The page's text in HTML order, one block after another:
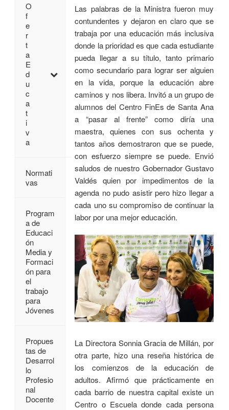
Las palabras de la Ministra fueron muy
contundentes y dejaron en claro que se
trabaja por una educación más inclusiva
donde la prioridad es que cada estudiante
pueda llegar a su título, tanto primario
como secundario para lograr ser alguien
en la vida, porque la educación abre
caminos y nos libera. Invitó a un grupo de
alumnos del Centro FinEs de Santa Ana
a “pasar al frente” como diría una
maestra, quienes con sus ochenta y
tantos años demostraron que se puede,
con esfuerzo siempre se puede. Envió
saludos de nuestro Gobernador Gustavo
Valdés quien por impedimentos de la
agenda no pudo asistir pero hizo llegar a
cada uno su compromiso de continuar la
labor por una mejor educación.
La Directora Sonnia Gracia de Millán, por
otra parte, hizo una reseña histórica de
los comienzos de la educación de
adultos. Afirmó que prácticamente en
cada barrio de nuestra capital existe un
Centro o Escuela donde cada persona
O
f
e
r
t
a
E
d
u
c
a
t
i
v
a
Normati
vas
Program
a de
Educaci
ón
Media y
Formaci
ón para
el
trabajo
para
Jóvenes
Propues
tas de
Desarrol
lo
Profesio
nal
Docente